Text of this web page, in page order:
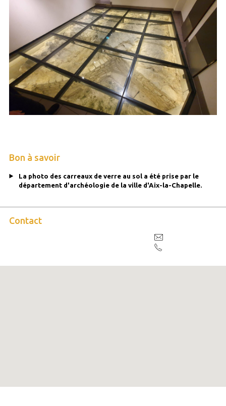
Bon à savoir
La photo des carreaux de verre au sol a été prise par le
département d'archéologie de la ville d'Aix-la-Chapelle.
Contact